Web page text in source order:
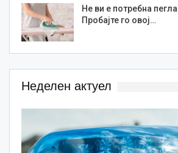
Не ви е потребна
Пробајте го овој…
Неделен актуел